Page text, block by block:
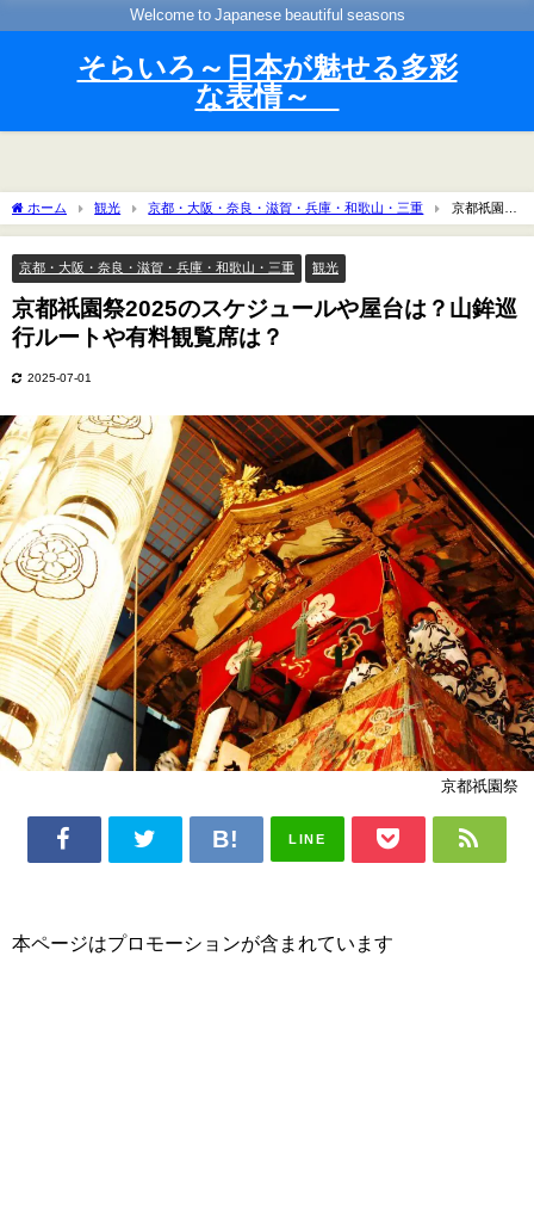
Welcome to Japanese beautiful seasons
そらいろ～日本が魅せる多彩
な表情～
ホーム 観光 京都・大阪・奈良・滋賀・兵庫・和歌山・三重
京都祇園祭
2025のスケジュールや屋台は？山鉾巡行ルートや有料観覧席は？
京都・大阪・奈良・滋賀・兵庫・和歌山・三重 観光
京都祇園祭2025のスケジュールや屋台は？山鉾巡
行ルートや有料観覧席は？
2025-07-01
京都祇園祭
LINE
本ページはプロモーションが含まれています